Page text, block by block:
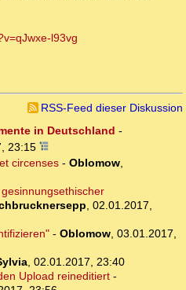
l93vg
RSS-Feed dieser Diskussion
in Deutschland -
23:15
circenses- Oblomow,
02.01.2017,
- Oblomow, 03.01.2017,
, 02.01.2017, 23:40
Upload reineditiert-